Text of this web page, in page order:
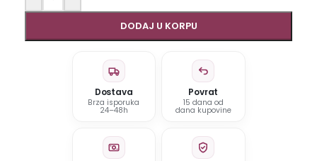
DODAJ U KORPU
Dostava
Brza isporuka
24–48h
Povrat
15 dana od
dana kupovine